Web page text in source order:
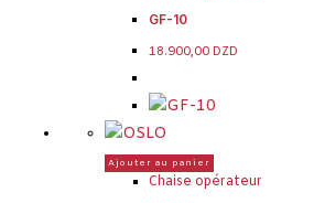
GF-10
18.900,00 DZD
Ajouter au panier
Chaise opérateur